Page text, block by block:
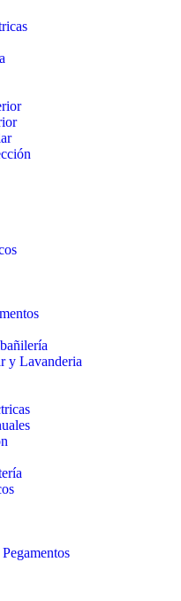
y Lavanderia